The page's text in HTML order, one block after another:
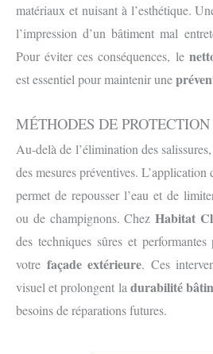
matériaux et nuisant à l’esthétique.
l’impression d’un bâtiment mal
Pour éviter ces conséquences, le
est essentiel pour maintenir une
MÉTHODES DE
Au-delà de l’élimination des
des mesures préventives.
permet de repousser l’eau et de
ou de champignons. Chez Habitat
des techniques sûres et
votre façade extérieure. Ces
visuel et prolongent la durabilité
besoins de réparations futures.